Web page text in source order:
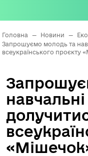
Головна — Новини —
Запрошуємо молодь та
всеукраїнського проєкту